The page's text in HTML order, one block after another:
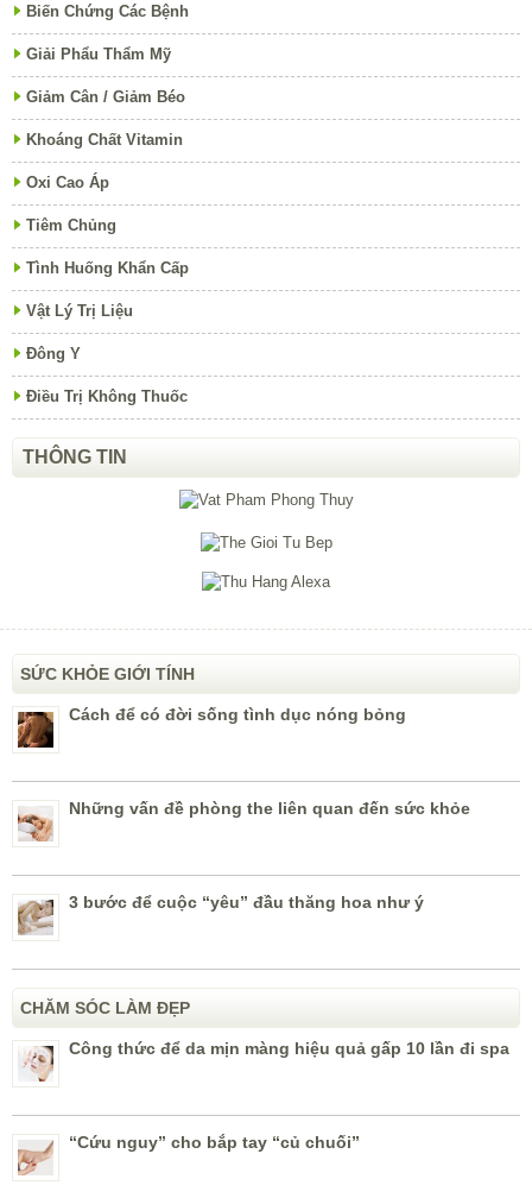
Biến Chứng Các Bệnh
Giải Phẩu Thẩm Mỹ
Giảm Cân / Giảm Béo
Khoáng Chất Vitamin
Oxi Cao Áp
Tiêm Chủng
Tình Huống Khẩn Cấp
Vật Lý Trị Liệu
Đông Y
Điều Trị Không Thuốc
THÔNG TIN
SỨC KHỎE GIỚI TÍNH
Cách để có đời sống tình dục nóng bỏng
Những vấn đề phòng the liên quan đến sức khỏe
3 bước để cuộc “yêu” đầu thăng hoa như ý
CHĂM SÓC LÀM ĐẸP
Công thức để da mịn màng hiệu quả gấp 10 lần đi spa
“Cứu nguy” cho bắp tay “củ chuối”